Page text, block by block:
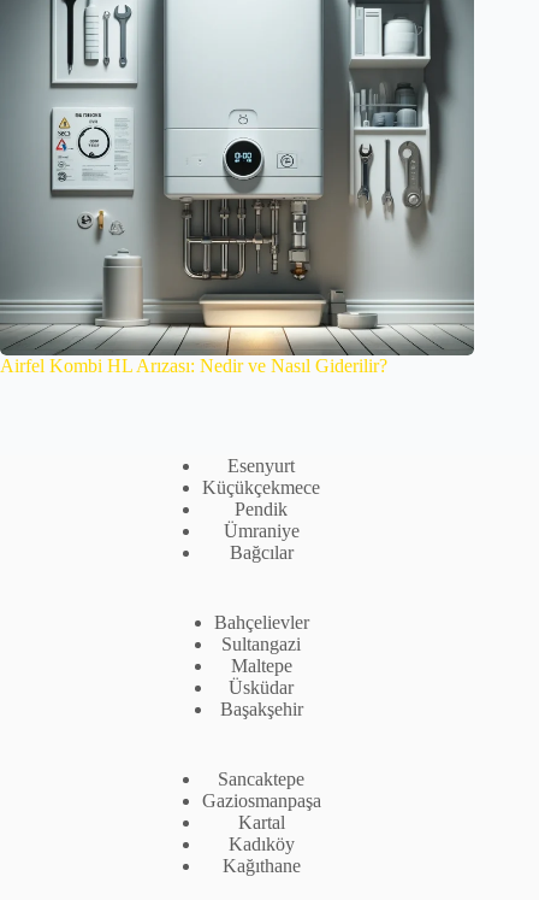
Airfel Kombi HL Arızası: Nedir ve Nasıl Giderilir?
Esenyurt
Küçükçekmece
Pendik
Ümraniye
Bağcılar
Bahçelievler
Sultangazi
Maltepe
Üsküdar
Başakşehir
Sancaktepe
Gaziosmanpaşa
Kartal
Kadıköy
Kağıthane